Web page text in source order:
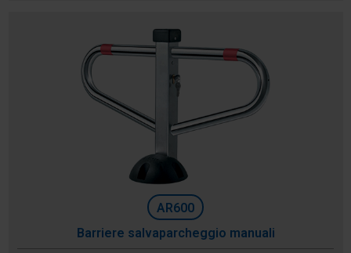
AR600
Barriere salvaparcheggio manuali